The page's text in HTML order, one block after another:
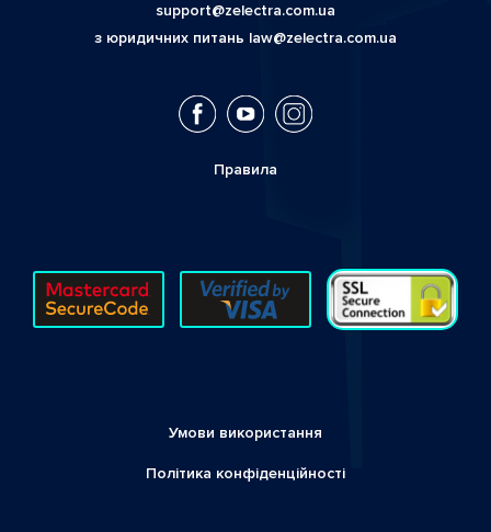
Правила
support@zelectra.com.ua
з юридичних питань law@zelectra.com.ua
Умови використання
Політика конфіденційності